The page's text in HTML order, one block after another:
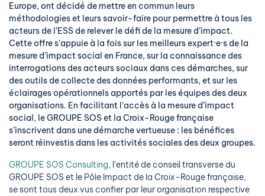
Europe, ont décidé de mettre en commun leurs
méthodologies et leurs savoir-faire pour permettre à tous les
acteurs de l’ESS de relever le défi de la mesure d’impact.
Cette offre s’appuie à la fois sur les meilleurs expert·e·s de la
mesure d’impact social en France, sur la connaissance des
interrogations des acteurs sociaux dans ces démarches, sur
des outils de collecte des données performants, et sur les
éclairages opérationnels apportés par les équipes des deux
organisations. En facilitant l’accès à la mesure d’impact
social, le GROUPE SOS et la Croix-Rouge française
s’inscrivent dans une démarche vertueuse : les bénéfices
seront réinvestis dans les activités sociales des deux groupes.
GROUPE SOS Consulting, l’entité de conseil transverse du
GROUPE SOS et le Pôle Impact de la Croix-Rouge française,
se sont tous deux vus confier par leur organisation respective